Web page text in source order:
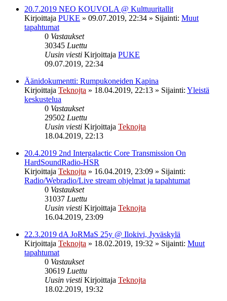
20.7.2019 NEO KOUVOLA @ Kulttuuritallit
Kirjoittaja PUKE » 09.07.2019, 22:34 » Sijainti: Muut
tapahtumat
0 Vastaukset
30345 Luettu
Uusin viesti Kirjoittaja PUKE
09.07.2019, 22:34
Äänidokumentti: Rumpukoneiden Kapina
Kirjoittaja Teknojta » 18.04.2019, 22:13 » Sijainti: Yleistä
keskustelua
0 Vastaukset
29502 Luettu
Uusin viesti Kirjoittaja Teknojta
18.04.2019, 22:13
20.4.2019 2nd Intergalactic Core Transmission On
HardSoundRadio-HSR
Kirjoittaja Teknojta » 16.04.2019, 23:09 » Sijainti:
Radio/Webradio/Live stream ohjelmat ja tapahtumat
0 Vastaukset
31037 Luettu
Uusin viesti Kirjoittaja Teknojta
16.04.2019, 23:09
22.3.2019 dA JoRMaS 25y @ Ilokivi, Jyväskylä
Kirjoittaja Teknojta » 18.02.2019, 19:32 » Sijainti: Muut
tapahtumat
0 Vastaukset
30619 Luettu
Uusin viesti Kirjoittaja Teknojta
18.02.2019, 19:32